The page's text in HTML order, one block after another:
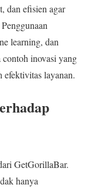
dan efisien agar
learning, dan
contoh inovasi yang
efektivitas layanan.
GetGorillaBar.
hanya